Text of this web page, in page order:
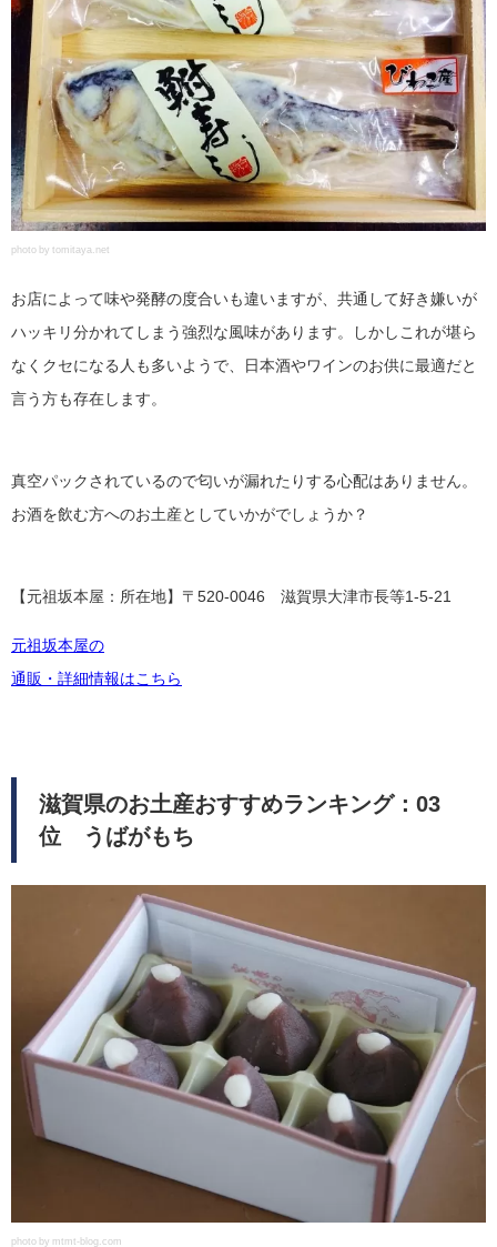
photo by tomitaya.net
お店によって味や発酵の度合いも違いますが、共通して好き嫌いが
ハッキリ分かれてしまう強烈な風味があります。しかしこれが堪ら
なくクセになる人も多いようで、日本酒やワインのお供に最適だと
言う方も存在します。
真空パックされているので匂いが漏れたりする心配はありません。
お酒を飲む方へのお土産としていかがでしょうか？
【元祖坂本屋：所在地】〒520-0046 滋賀県大津市長等1-5-21
元祖坂本屋の
通販・詳細情報はこちら
滋賀県のお土産おすすめランキング：03
位 うばがもち
photo by mtmt-blog.com